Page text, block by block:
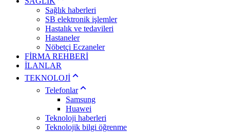
Sağlık haberleri
SB elektronik işlemler
Hastalık ve tedavileri
Hastaneler
Nöbetçi Eczaneler
FİRMA REHBERİ
İLANLAR
TEKNOLOJİ
Telefonlar
Samsung
Huawei
Teknoloji haberleri
Teknolojik bilgi öğrenme